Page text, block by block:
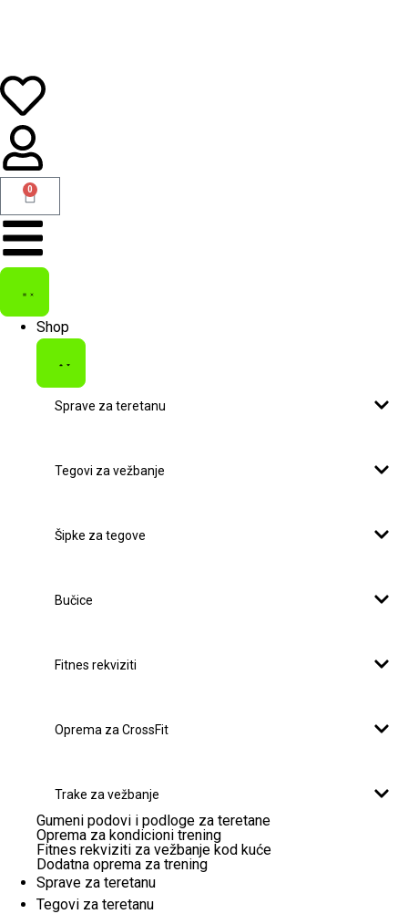
0
Shop
Sprave za teretanu
Tegovi za vežbanje
Šipke za tegove
Bučice
Fitnes rekviziti
Oprema za CrossFit
Trake za vežbanje
Gumeni podovi i podloge za teretane
Oprema za kondicioni trening
Fitnes rekviziti za vežbanje kod kuće
Dodatna oprema za trening
Sprave za teretanu
Tegovi za teretanu